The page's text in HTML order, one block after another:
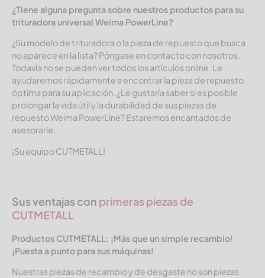
¿Tiene alguna pregunta sobre nuestros productos para su
trituradora universal Weima PowerLine?
¿Su modelo de trituradora o la pieza de repuesto que busca
no aparece en la lista? Póngase en contacto con nosotros.
Todavía no se pueden ver todos los artículos online. Le
ayudaremos rápidamente a encontrar la pieza de repuesto
óptima para su aplicación. ¿Le gustaría saber si es posible
prolongar la vida útil y la durabilidad de sus piezas de
repuesto Weima PowerLine? Estaremos encantados de
asesorarle.
¡Su equipo CUTMETALL!
Sus ventajas con primeras piezas de
CUTMETALL
Productos CUTMETALL: ¡Más que un simple recambio!
¡Puesta a punto para sus máquinas!
Nuestras piezas de recambio y de desgaste no son piezas